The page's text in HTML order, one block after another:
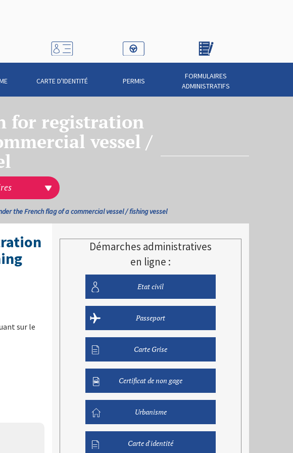
CARTE D'IDENTITÉ PERMIS
FORMULAIRES
ADMINISTRATIFS
for registration
vessel /
the French flag of a commercial vessel / fishing vessel
sur le
Démarches administratives
en ligne :
Etat civil
Passeport
Carte Grise
Certificat de non gage
Urbanisme
Carte d'identité